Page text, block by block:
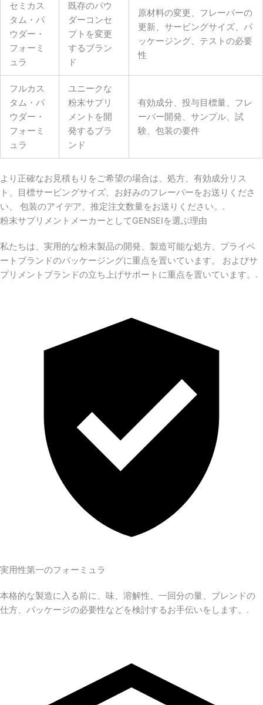
セミカス
タム・パ
ウダー・
フォーミ
ュラ
既存のパウ
ダーコンセ
プトを変更
するブラン
ド
原材料の変更、フレーバーの
更新、サービングサイズ、パ
ッケージング、テストの必要
性
フルカス
タム・パ
ウダー・
フォーミ
ュラ
ユニークな
粉末サプリ
メントを開
発するブラ
ンド
有効成分、投与目標量、フレ
ーバー開発、サンプル、試
験、包装の要件
より正確なお見積もりをご希望の場合は、処方、有効成分リス
ト、目標サービングサイズ、お好みのフレーバーをお送りくださ
い、 包装のアイデア、推定注文数量をお送りください。.
粉末サプリメントメーカーとしてGENSEIを選ぶ理由
私たちは、実用的な粉末製品の開発、製造可能な処方、プライベ
ートブランドのパッケージングに重点を置いています。 およびサ
プリメントブランドの立ち上げサポートに重点を置いています。.
実用性第一のフォーミュラ
本格的な製造に入る前に、味、溶解性、一回分の量、ブレンドの
仕方、パッケージの必要性などを検討するお手伝いをします。.